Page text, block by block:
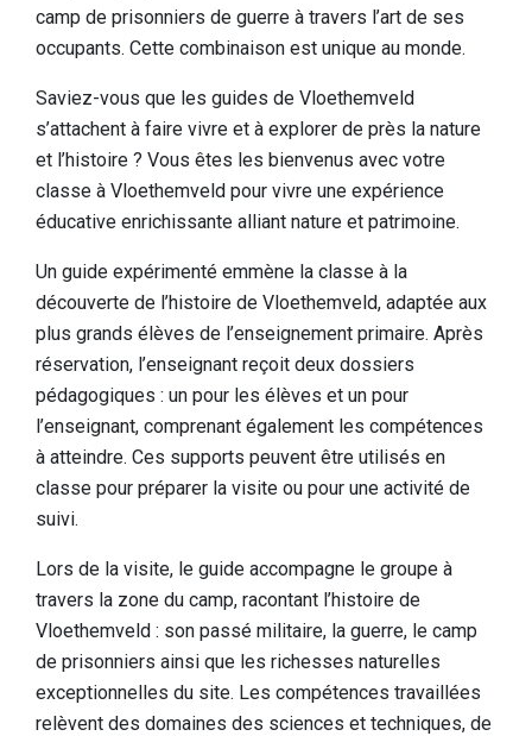
camp de prisonniers de guerre à travers l’art de ses
occupants. Cette combinaison est unique au monde.
Saviez-vous que les guides de Vloethemveld
s’attachent à faire vivre et à explorer de près la nature
et l’histoire ? Vous êtes les bienvenus avec votre
classe à Vloethemveld pour vivre une expérience
éducative enrichissante alliant nature et patrimoine.
Un guide expérimenté emmène la classe à la
découverte de l’histoire de Vloethemveld, adaptée aux
plus grands élèves de l’enseignement primaire. Après
réservation, l’enseignant reçoit deux dossiers
pédagogiques : un pour les élèves et un pour
l’enseignant, comprenant également les compétences
à atteindre. Ces supports peuvent être utilisés en
classe pour préparer la visite ou pour une activité de
suivi.
Lors de la visite, le guide accompagne le groupe à
travers la zone du camp, racontant l’histoire de
Vloethemveld : son passé militaire, la guerre, le camp
de prisonniers ainsi que les richesses naturelles
exceptionnelles du site. Les compétences travaillées
relèvent des domaines des sciences et techniques, de